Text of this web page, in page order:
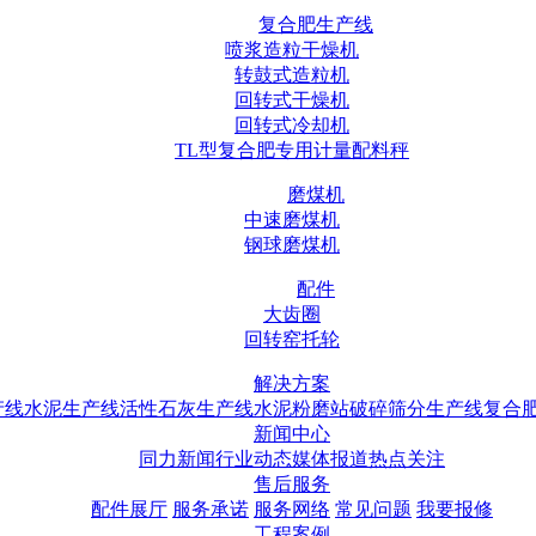
复合肥生产线
喷浆造粒干燥机
转鼓式造粒机
回转式干燥机
回转式冷却机
TL型复合肥专用计量配料秤
磨煤机
中速磨煤机
钢球磨煤机
配件
大齿圈
回转窑托轮
解决方案
线水泥生产线活性石灰生产线水泥粉磨站破碎筛分生产线复合
新闻中心
同力新闻行业动态媒体报道热点关注
售后服务
配件展厅 服务承诺 服务网络 常见问题 我要报修